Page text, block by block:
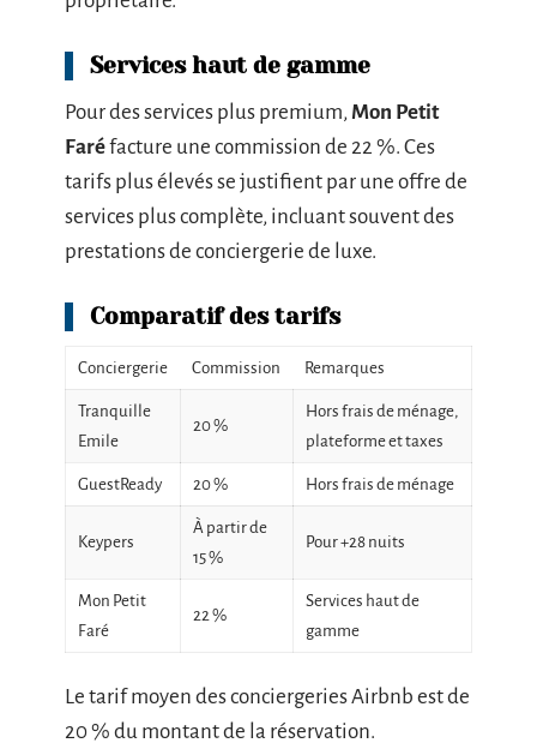
Services haut de gamme
Pour des services plus premium, Mon Petit
Faréfacture une commission de 22 %. Ces
tarifs plus élevés se justifient par une offre de
services plus complète, incluant souvent des
prestations de conciergerie de luxe.
Comparatif des tarifs
Conciergerie Commission Remarques
Tranquille
Emile
20 %
Hors frais de ménage,
plateforme et taxes
GuestReady 20 % Hors frais de ménage
Keypers
À partir de
15 %
Pour +28 nuits
Mon Petit
Faré
22 %
Services haut de
gamme
Le tarif moyen des conciergeries Airbnb est de
20 % du montant de la réservation.